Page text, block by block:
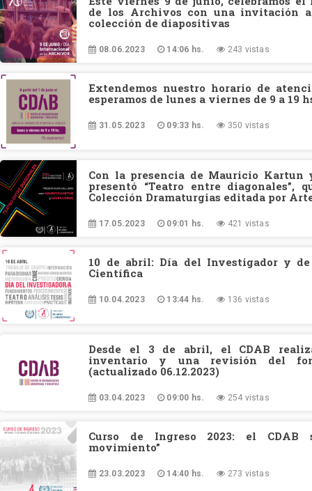
de los Archivos con una invitación a
colección de diapositivas
08.06.2023 14:06 hs. 243 vistas
Extendemos nuestro horario de
esperamos de lunes a viernes de 9 a 19
31.05.2023 09:33 hs. 350 vistas
Con la presencia de Mauricio Kartun
presentó “Teatro entre diagonales”,
Colección Dramaturgias editada por
17.05.2023 09:01 hs. 421 vistas
10 de abril: Día del Investigador y
Científica
10.04.2023 13:44 hs. 136 vistas
Desde el 3 de abril, el CDAB
inventario y una revisión del
(actualizado 06.12.2023)
03.04.2023 09:00 hs. 254 vistas
Curso de Ingreso 2023: el CDAB
movimiento”
23.03.2023 14:40 hs. 273 vistas